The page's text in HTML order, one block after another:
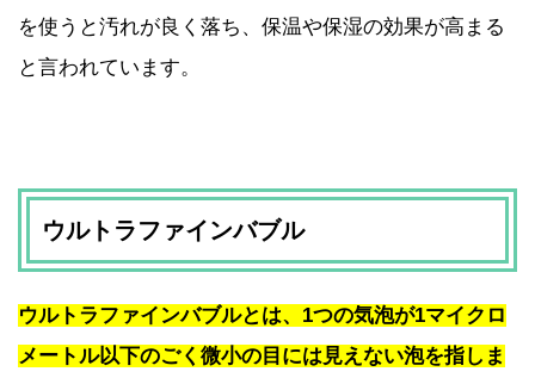
を使うと汚れが良く落ち、保温や保湿の効果が高まる
と言われています。
ウルトラファインバブル
ウルトラファインバブルとは、1つの気泡が1マイクロ
メートル以下のごく微小の目には見えない泡を指しま